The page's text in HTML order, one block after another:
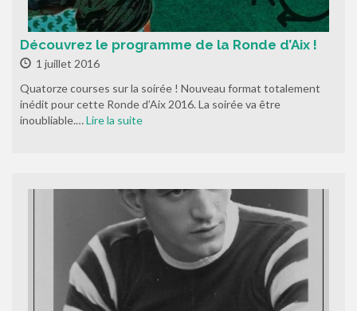
Découvrez le programme de la Ronde d’Aix !
1 juillet 2016
Quatorze courses sur la soirée ! Nouveau format totalement
inédit pour cette Ronde d’Aix 2016. La soirée va être
inoubliable.…Lire la suite